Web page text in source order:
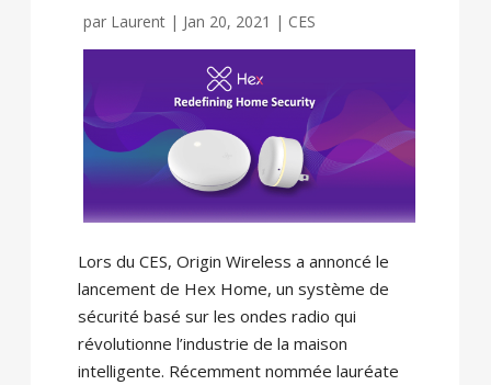
par Laurent| Jan 20, 2021 | CES
Lors du CES, Origin Wireless a annoncé le
lancement de Hex Home, un système de
sécurité basé sur les ondes radio qui
révolutionne l’industrie de la maison
intelligente. Récemment nommée lauréate